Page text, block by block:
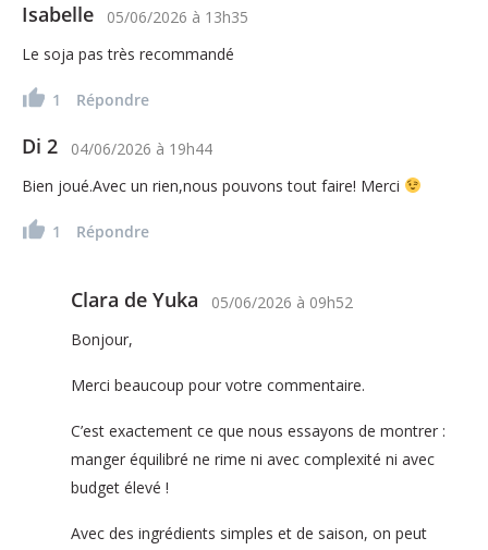
Isabelle 05/06/2026 à 13h35
Le soja pas très recommandé
1 Répondre
Di 2 04/06/2026 à 19h44
Bien joué.Avec un rien,nous pouvons tout faire! Merci
1 Répondre
Clara de Yuka 05/06/2026 à 09h52
Bonjour,
Merci beaucoup pour votre commentaire.
C’est exactement ce que nous essayons de montrer :
manger équilibré ne rime ni avec complexité ni avec
budget élevé !
Avec des ingrédients simples et de saison, on peut